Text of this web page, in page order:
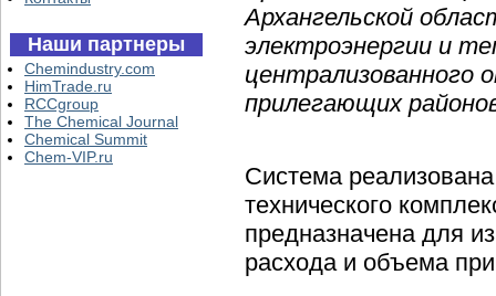
Наши партнеры
Chemindustry.com
HimTrade.ru
RCCgroup
The Chemical Journal
Chemical Summit
Chem-VIP.ru
Архангельской
электроэнергии и
централизованного
прилегающих
Система
технического
предназначена для
расхода и объема